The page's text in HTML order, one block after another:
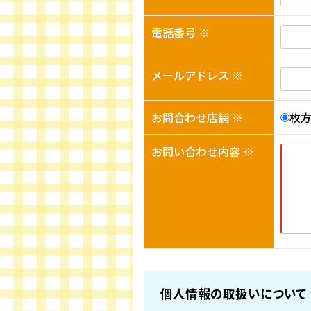
電話番号 ※
メールアドレス ※
お問合わせ店舗 ※ 枚
お問い合わせ内容 ※
個人情報の取扱いについて